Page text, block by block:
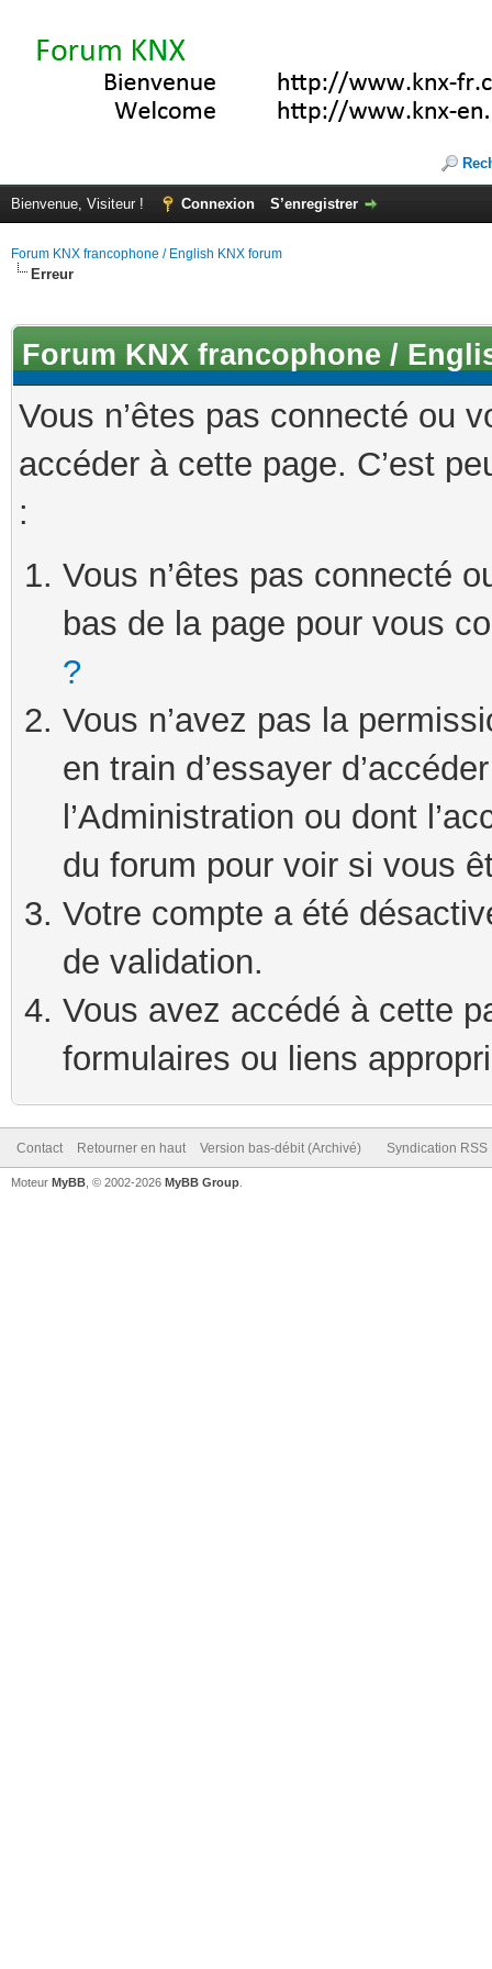
Bienvenue, Visiteur ! Connexion S’enregistrer
Forum KNX francophone / English KNX forum
Erreur
Forum KNX francophone /
Vous n’êtes pas connecté ou
accéder à cette page. C’est
:
Vous n’êtes pas connecté
bas de la page pour vous
?
Vous n’avez pas la
en train d’essayer
l’Administration ou dont
du forum pour voir si vous
Votre compte a été
de validation.
Vous avez accédé à cette
formulaires ou liens
Contact Retourner en haut Version bas-débit (Archivé) Syndication RSS
Moteur MyBB , © 2002-2026 MyBB Group